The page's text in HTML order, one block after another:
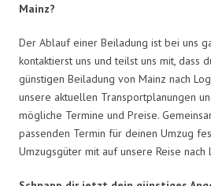
Mainz?
Der Ablauf einer Beiladung ist bei uns
kontaktierst uns und teilst uns mit, dass
günstigen Beiladung von Mainz nach
unsere aktuellen Transportplanungen
mögliche Termine und Preise.
passenden Termin für deinen Umzug
Umzugsgüter mit auf unsere Reise nach